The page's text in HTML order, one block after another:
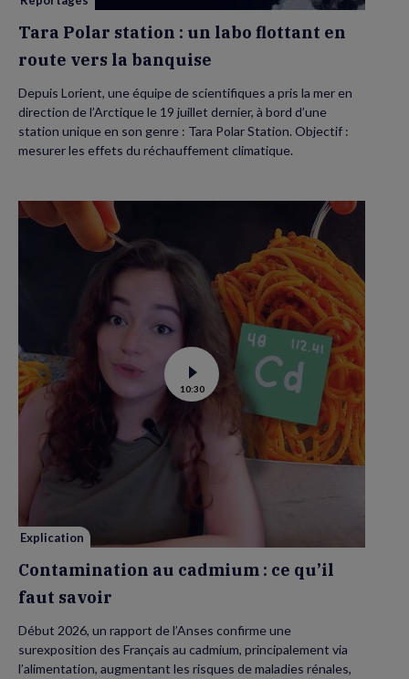
la
Tara Polar station : un labo flottant en
route vers la banquise
Depuis Lorient, une équipe de scientifiques a pris la mer en
direction de l’Arctique le 19 juillet dernier, à bord d’une
station unique en son genre : Tara Polar Station. Objectif :
mesurer les effets du réchauffement climatique.
Voir
la
vidéo
Contamination
au
cadmium :
ce
savoir
10:30
Explication
Contamination au cadmium : ce qu’il
faut savoir
Début 2026, un rapport de l’Anses confirme une
surexposition des Français au cadmium, principalement via
l’alimentation, augmentant les risques de maladies rénales,